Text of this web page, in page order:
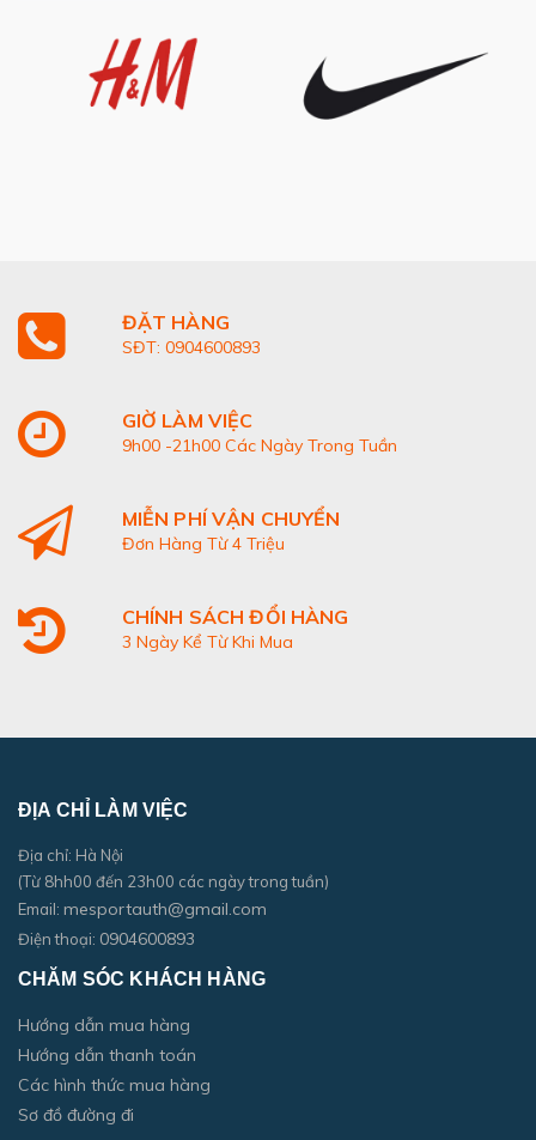
ĐẶT HÀNG
SĐT: 0904600893
GIỜ LÀM VIỆC
9h00 -21h00 Các Ngày Trong Tuần
MIỄN PHÍ VẬN CHUYỂN
Đơn Hàng Từ 4 Triệu
CHÍNH SÁCH ĐỔI HÀNG
3 Ngày Kể Từ Khi Mua
ĐỊA CHỈ LÀM VIỆC
Địa chỉ: Hà Nội
(Từ 8hh00 đến 23h00 các ngày trong tuần)
Email: mesportauth@gmail.com
Điện thoại: 0904600893
CHĂM SÓC KHÁCH HÀNG
Hướng dẫn mua hàng
Hướng dẫn thanh toán
Các hình thức mua hàng
Sơ đồ đường đi